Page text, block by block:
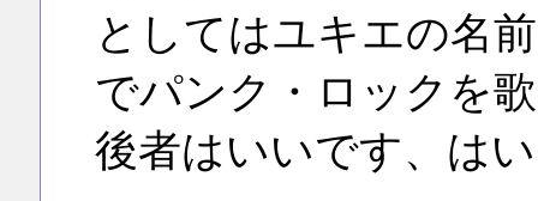
としてはユキエの名
でパンク・ロックを
後者はいいです、は